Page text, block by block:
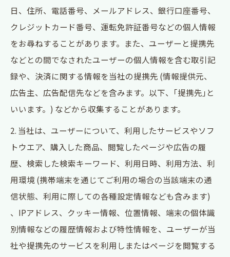
日、住所、電話番号、メールアドレス、銀行口座番号、
クレジットカード番号、運転免許証番号などの個人情報
をお尋ねすることがあります。また、ユーザーと提携先
などとの間でなされたユーザーの個人情報を含む取引記
録や、決済に関する情報を当社の提携先 (情報提供元、
広告主、広告配信先などを含みます。以下、｢提携先｣と
いいます。) などから収集することがあります。
2. 当社は、ユーザーについて、利用したサービスやソフ
トウエア、購入した商品、閲覧したページや広告の履
歴、検索した検索キーワード、利用日時、利用方法、利
用環境 (携帯端末を通じてご利用の場合の当該端末の通
信状態、利用に際しての各種設定情報なども含みます)
、IPアドレス、クッキー情報、位置情報、端末の個体識
別情報などの履歴情報および特性情報を、ユーザーが当
社や提携先のサービスを利用しまたはページを閲覧する